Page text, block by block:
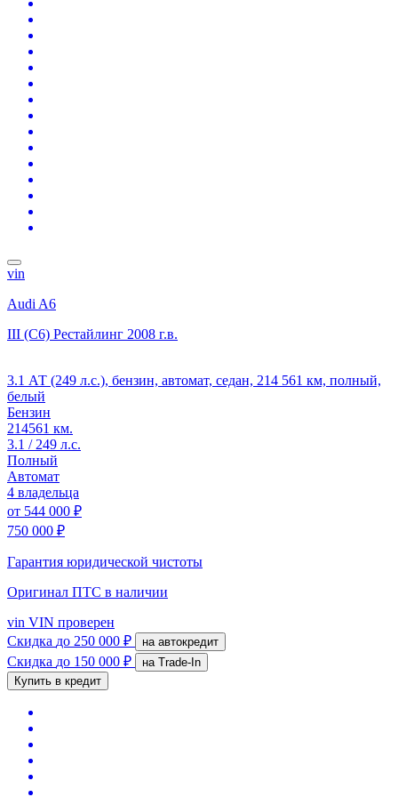
vin
Audi A6
III (C6) Рестайлинг 2008 г.в.
3.1 АТ (249 л.с.), бензин, автомат, седан, 214 561 км, полный,
белый
Бензин
214561 км.
3.1 / 249 л.с.
Полный
Автомат
4 владельца
от 544 000 ₽
750 000 ₽
Гарантия юридической чистоты
Оригинал ПТС в наличии
vin VIN проверен
Скидка до 250 000 ₽ на автокредит
Скидка до 150 000 ₽
на Trade-In
Купить в кредит